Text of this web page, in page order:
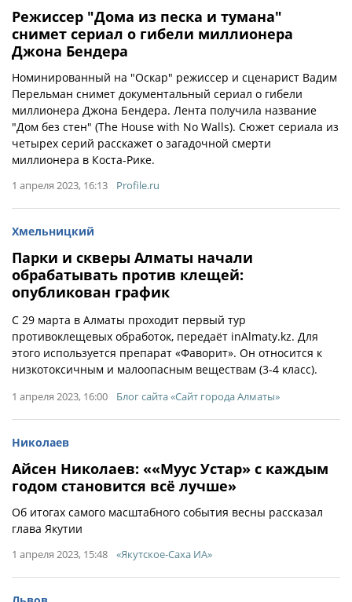
Режиссер "Дома из песка и тумана"
снимет сериал о гибели миллионера
Джона Бендера
Номинированный на "Оскар" режиссер и сценарист Вадим
Перельман снимет документальный сериал о гибели
миллионера Джона Бендера. Лента получила название
"Дом без стен" (The House with No Walls). Сюжет сериала из
четырех серий расскажет о загадочной смерти
миллионера в Коста-Рике.
1 апреля 2023, 16:13 Profile.ru
Хмельницкий
Парки и скверы Алматы начали
обрабатывать против клещей:
опубликован график
C 29 марта в Алматы проходит первый тур
противоклещевых обработок, передаёт inAlmaty.kz. Для
этого используется препарат «Фаворит». Он относится к
низкотоксичным и малоопасным веществам (3-4 класс).
1 апреля 2023, 16:00 Блог сайта «Сайт города Алматы»
Николаев
Айсен Николаев: ««Муус Устар» с каждым
годом становится всё лучше»
Об итогах самого масштабного события весны рассказал
глава Якутии
1 апреля 2023, 15:48 «Якутское-Саха ИА»